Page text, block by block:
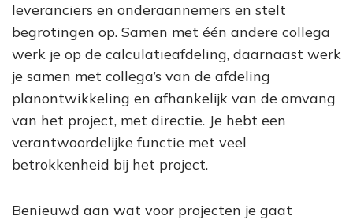
leveranciers en onderaannemers en stelt
begrotingen op. Samen met één andere collega
werk je op de calculatieafdeling, daarnaast werk
je samen met collega’s van de afdeling
planontwikkeling en afhankelijk van de omvang
van het project, met directie. Je hebt een
verantwoordelijke functie met veel
betrokkenheid bij het project.
Benieuwd aan wat voor projecten je gaat